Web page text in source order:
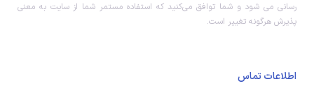
رسانی می شود و شما توافق می‏‌کنید که استفاده مستمر شما از سایت به معنی
پذیرش هرگونه تغییر است.
اطلاعات تماس